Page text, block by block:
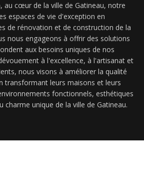
au cœur de la ville de Gatineau, notre
espaces de vie d'exception en
de rénovation et de construction de la
nous engageons à offrir des solutions
aux besoins uniques de nos
à l'excellence, à l'artisanat et
nous visons à améliorer la qualité
transformant leurs maisons et leurs
fonctionnels, esthétiques
charme unique de la ville de Gatineau.